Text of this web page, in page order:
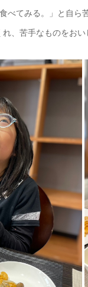
べてみる。」と自
、苦手なものをお